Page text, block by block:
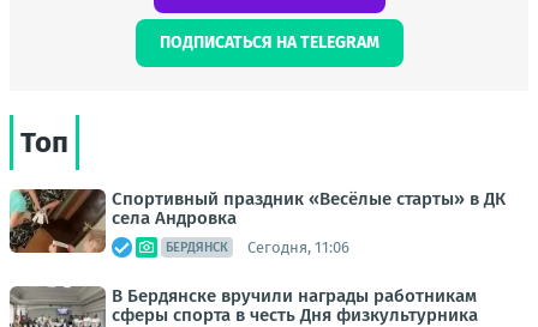
ПОДПИСАТЬСЯ НА TELEGRAM
Топ
Спортивный праздник «Весёлые старты» в ДК
села Андровка
БЕРДЯНСК Сегодня, 11:06
В Бердянске вручили награды работникам
сферы спорта в честь Дня физкультурника